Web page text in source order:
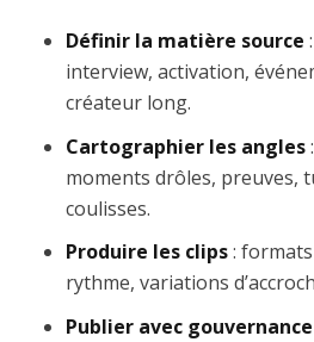
Définir la matière source
interview, activation,
créateur long.
Cartographier les angles
moments drôles, preuves,
coulisses.
Produire les clips:
rythme, variations
Publier avec gouvernance